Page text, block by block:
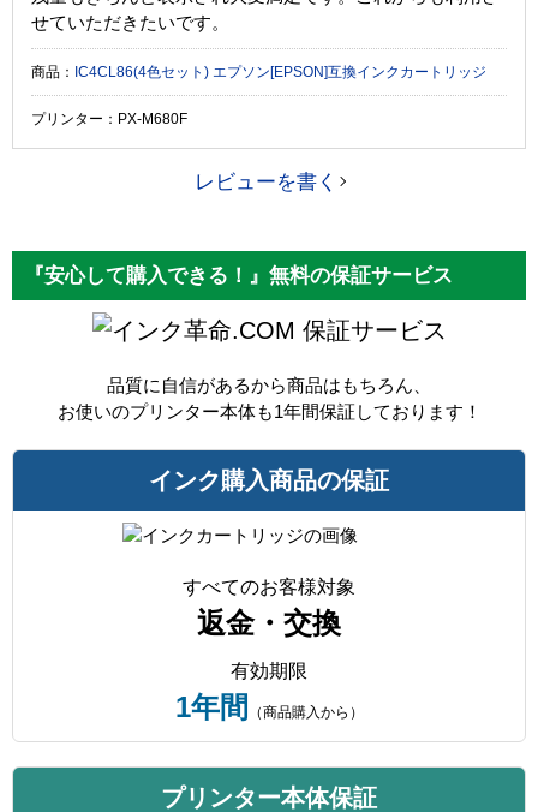
せていただきたいです。
商品： IC4CL86(4色セット) エプソン[EPSON]互換インクカートリッジ
プリンター：PX-M680F
レビューを書く
『安心して購入できる！』無料の保証サービス
保証サービス
品質に自信があるから商品はもちろん、
お使いのプリンター本体も1年間保証しております！
インク購入商品の保証
すべてのお客様対象
返金・交換
有効期限
1年間 （商品購入から）
プリンター本体保証